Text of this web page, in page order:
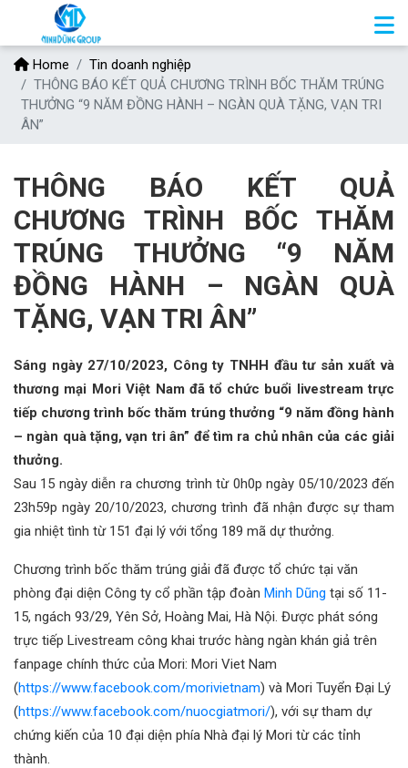
Home
Tin doanh nghiệp
THÔNG BÁO KẾT QUẢ CHƯƠNG TRÌNH BỐC THĂM TRÚNG
THƯỞNG “9 NĂM ĐỒNG HÀNH – NGÀN QUÀ TẶNG, VẠN TRI
ÂN”
THÔNG BÁO KẾT QUẢ
CHƯƠNG TRÌNH BỐC THĂM
TRÚNG THƯỞNG “9 NĂM
ĐỒNG HÀNH – NGÀN QUÀ
TẶNG, VẠN TRI ÂN”
Sáng ngày 27/10/2023, Công ty TNHH đầu tư sản xuất và
thương mại Mori Việt Nam đã tổ chức buổi livestream trực
tiếp chương trình bốc thăm trúng thưởng “9 năm đồng hành
– ngàn quà tặng, vạn tri ân” để tìm ra chủ nhân của các giải
thưởng.
Sau 15 ngày diễn ra chương trình từ 0h0p ngày 05/10/2023 đến
23h59p ngày 20/10/2023, chương trình đã nhận được sự tham
gia nhiệt tình từ 151 đại lý với tổng 189 mã dự thưởng.
Chương trình bốc thăm trúng giải đã được tổ chức tại văn
phòng đại diện Công ty cổ phần tập đoàn Minh Dũng tại số 11-
15, ngách 93/29, Yên Sở, Hoàng Mai, Hà Nội. Được phát sóng
trực tiếp Livestream công khai trước hàng ngàn khán giả trên
fanpage chính thức của Mori: Mori Viet Nam
(https://www.facebook.com/morivietnam) và Mori Tuyển Đại Lý
(https://www.facebook.com/nuocgiatmori/), với sự tham dự
chứng kiến của 10 đại diện phía Nhà đại lý Mori từ các tỉnh
thành.